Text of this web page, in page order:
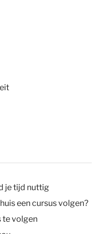
je tijd nuttig
een cursus volgen?
te volgen